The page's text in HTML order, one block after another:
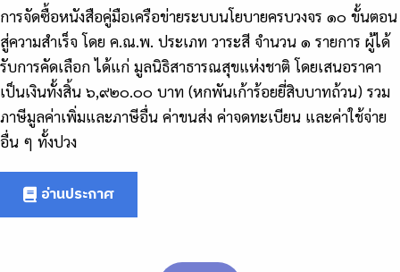
การจัดซื้อหนังสือคู่มือเครือข่ายระบบนโยบายครบวงจร ๑๐ ขั้นตอน
สู่ความสำเร็จ โดย ค.ณ.พ. ประเภท วาระสี จำนวน ๑ รายการ ผู้ได้
รับการคัดเลือก ได้แก่ มูลนิธิสาธารณสุขแห่งชาติ โดยเสนอราคา
เป็นเงินทั้งสิ้น ๖,๙๒๐.๐๐ บาท (หกพันเก้าร้อยยี่สิบบาทถ้วน) รวม
ภาษีมูลค่าเพิ่มและภาษีอื่น ค่าขนส่ง ค่าจดทะเบียน และค่าใช้จ่าย
อื่น ๆ ทั้งปวง
อ่านประกาศ